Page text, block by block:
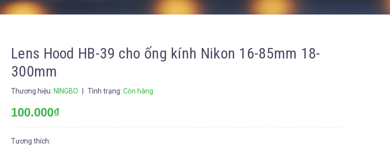
Lens Hood HB-39 cho ống kính Nikon 16-85mm 18-
300mm
Thương hiệu: NINGBO Tình trạng: Còn hàng
100.000₫
Tương thích: